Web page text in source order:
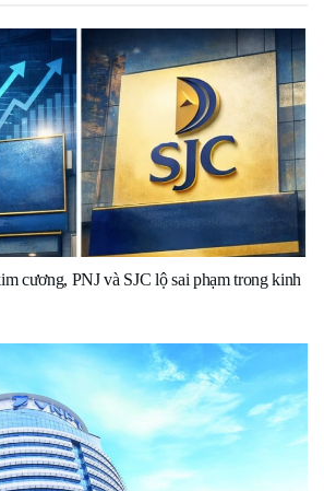
cương, PNJ và SJC lộ sai phạm trong kinh